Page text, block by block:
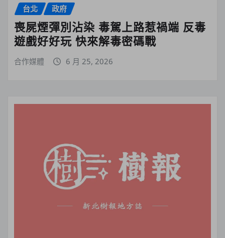
台北 政府
喪屍煙彈別沾染 毒駕上路惹禍端 反毒
遊戲好好玩 快來解毒密碼戰
合作媒體 6 月 25, 2026